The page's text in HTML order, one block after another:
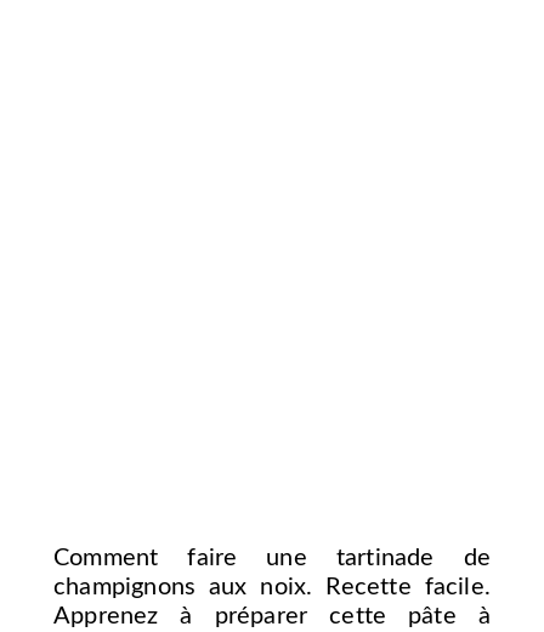
Comment faire une tartinade de
champignons aux noix. Recette facile.
Apprenez à préparer cette pâte à